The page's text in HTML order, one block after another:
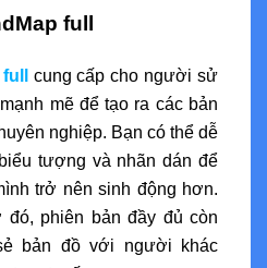
full
cung cấp cho người sử
mẽ để tạo ra các bản
nghiệp. Bạn có thể dễ
tượng và nhãn dán để
trở nên sinh động hơn.
phiên bản đầy đủ còn
bản đồ với người khác